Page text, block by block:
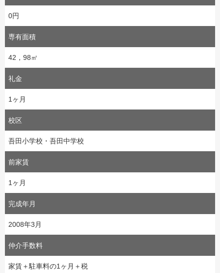
0円
専有面積
42，98㎡
礼金
1ヶ月
校区
吾田小学校・吾田中学校
前家賃
1ヶ月
完成年月
2008年3月
仲介手数料
家賃＋駐車料の1ヶ月＋税